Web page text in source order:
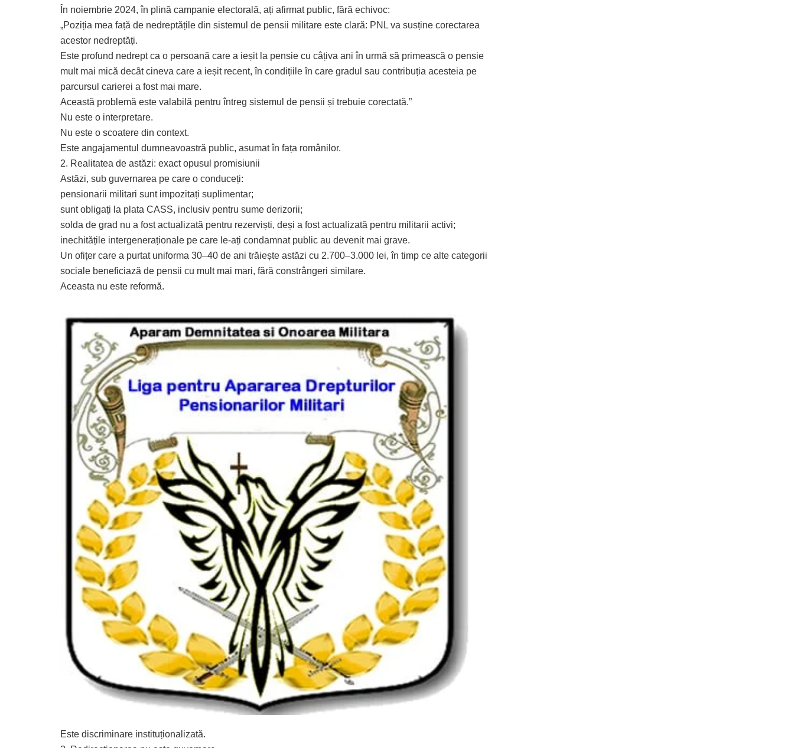
În noiembrie 2024, în plină campanie electorală, ați afirmat public, fără echivoc:
„Poziția mea față de nedreptățile din sistemul de pensii militare este clară: PNL va susține corectarea
acestor nedreptăți.
Este profund nedrept ca o persoană care a ieșit la pensie cu câțiva ani în urmă să primească o pensie
mult mai mică decât cineva care a ieșit recent, în condițiile în care gradul sau contribuția acesteia pe
parcursul carierei a fost mai mare.
Această problemă este valabilă pentru întreg sistemul de pensii și trebuie corectată.”
Nu este o interpretare.
Nu este o scoatere din context.
Este angajamentul dumneavoastră public, asumat în fața românilor.
2. Realitatea de astăzi: exact opusul promisiunii
Astăzi, sub guvernarea pe care o conduceți:
pensionarii militari sunt impozitați suplimentar;
sunt obligați la plata CASS, inclusiv pentru sume derizorii;
solda de grad nu a fost actualizată pentru rezerviști, deși a fost actualizată pentru militarii activi;
inechitățile intergeneraționale pe care le-ați condamnat public au devenit mai grave.
Un ofițer care a purtat uniforma 30–40 de ani trăiește astăzi cu 2.700–3.000 lei, în timp ce alte categorii
sociale beneficiază de pensii cu mult mai mari, fără constrângeri similare.
Aceasta nu este reformă.
Este discriminare instituționalizată.